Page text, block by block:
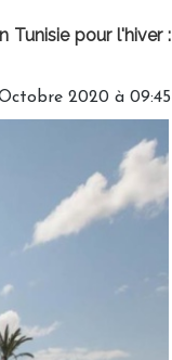
Tunisie pour l'hiver :
2020 à 09:45